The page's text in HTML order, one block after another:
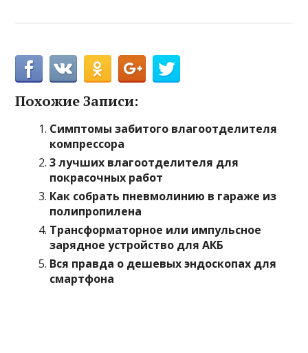
Похожие Записи:
Симптомы забитого влагоотделителя
компрессора
3 лучших влагоотделителя для
покрасочных работ
Как собрать пневмолинию в гараже из
полипропилена
Трансформаторное или импульсное
зарядное устройство для АКБ
Вся правда о дешевых эндоскопах для
смартфона